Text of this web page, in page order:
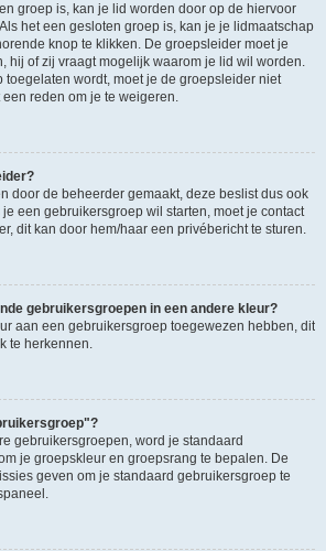
groep is, kan je lid worden door op de hiervoor
het een gesloten groep is, kan je je lidmaatschap
knop te klikken. De groepsleider moet je
hij of zij vraagt mogelijk waarom je lid wil worden.
toegelaten wordt, moet je de groepsleider niet
reden om je te weigeren.
door de beheerder gemaakt, deze beslist dus ook
een gebruikersgroep wil starten, moet je contact
dit kan door hem/haar een privébericht te sturen.
gebruikersgroepen in een andere kleur?
aan een gebruikersgroep toegewezen hebben, dit
te herkennen.
gebruikersgroepen, word je standaard
je groepskleur en groepsrang te bepalen. De
geven om je standaard gebruikersgroep te